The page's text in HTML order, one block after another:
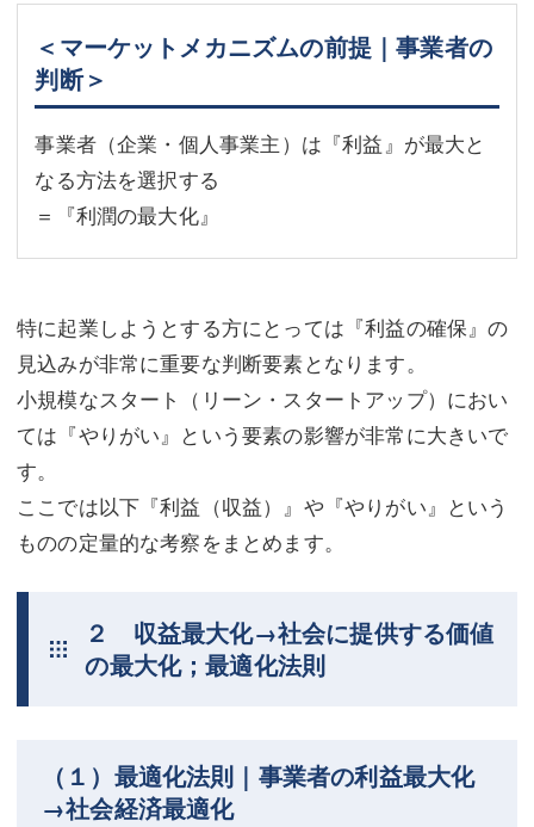
＜マーケットメカニズムの前提｜事業者の
判断＞
事業者（企業・個人事業主）は『利益』が最大と
なる方法を選択する
＝『利潤の最大化』
特に起業しようとする方にとっては『利益の確保』の
見込みが非常に重要な判断要素となります。
小規模なスタート（リーン・スタートアップ）におい
ては『やりがい』という要素の影響が非常に大きいで
す。
ここでは以下『利益（収益）』や『やりがい』という
ものの定量的な考察をまとめます。
２ 収益最大化→社会に提供する価値
の最大化；最適化法則
（１）最適化法則｜事業者の利益最大化
→社会経済最適化